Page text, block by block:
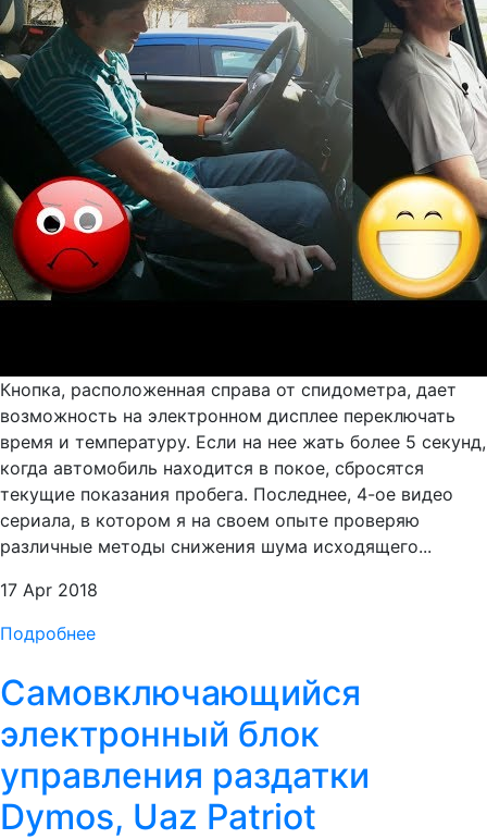
Кнопка, расположенная справа от спидометра, дает
возможность на электронном дисплее переключать
время и температуру. Если на нее жать более 5 секунд,
когда автомобиль находится в покое, сбросятся
текущие показания пробега. Последнее, 4-ое видео
сериала, в котором я на своем опыте проверяю
различные методы снижения шума исходящего...
17 Apr 2018
Подробнее
Самовключающийся
электронный блок
управления раздатки
Dymos, Uaz Patriot